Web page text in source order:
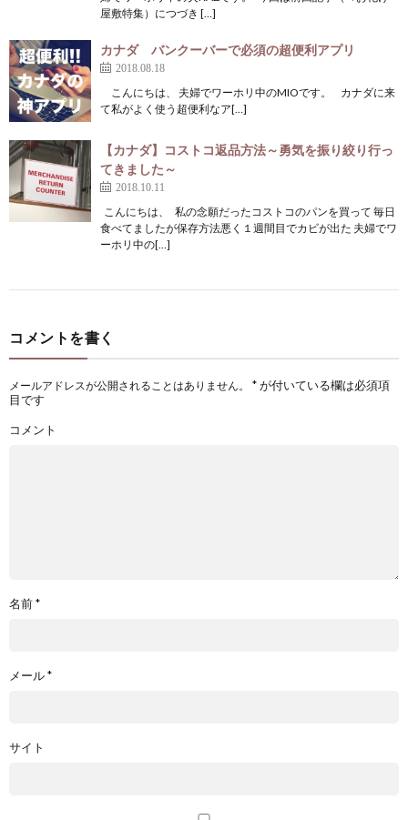
屋敷特集）につづき […]
カナダ バンクーバーで必須の超便利アプリ
2018.08.18
こんにちは、 夫婦でワーホリ中のMIOです。 カナダに来
て私がよく使う超便利なア[…]
【カナダ】コストコ返品方法～勇気を振り絞り行っ
てきました～
2018.10.11
こんにちは、 私の念願だったコストコのパンを買って 毎日
食べてましたが保存方法悪く１週間目でカビが出た 夫婦でワ
ーホリ中の[…]
コメントを書く
メールアドレスが公開されることはありません。 *が付いている欄は必須項
目です
コメント
名前*
メール*
サイト